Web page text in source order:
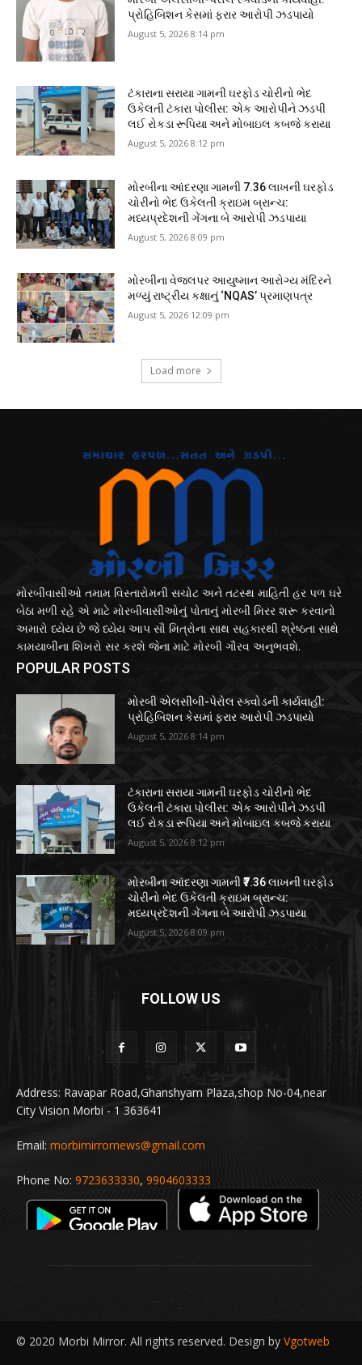
પ્રોહિબિશન કેસમાં ફરાર આરોપી ઝડપાયો
August 5, 2026 8:14 pm
ટંકારાના સરાયા ગામની ઘરફોડ ચોરીનો ભેદ
ઉકેલતી ટંકારા પોલીસ: એક આરોપીને ઝડપી
લઈ રોકડા રૂપિયા અને મોબાઇલ કબજે કરાયા
August 5, 2026 8:12 pm
મોરબીના આંદરણા ગામની ₹7.36 લાખની ઘરફોડ
ચોરીનો ભેદ ઉકેલતી ક્રાઇમ બ્રાન્ચ:
મધ્યપ્રદેશની ગેંગના બે આરોપી ઝડપાયા
August 5, 2026 8:09 pm
મોરબીના વેજલપર આયુષ્માન આરોગ્ય મંદિરને
મળ્યું રાષ્ટ્રીય કક્ષાનું ‘NQAS’ પ્રમાણપત્ર
August 5, 2026 12:09 pm
Load more
મોરબીવાસીઓ તમામ વિસ્તારોમની સચોટ અને તટસ્થ માહિતી હર પળ ઘરે
બેઠા મળી રહે એ માટે મોરબીવાસીઓનું પોતાનું મોરબી મિરર શરૂ કરવાનો
અમારો ધ્યેય છે જે ધ્યેય આપ સૌ મિત્રોના સાથ સહકારથી શ્રેષ્ઠતા સાથે
કામયાબીના શિખરો સર કરશે જેના માટે મોરબી ગૌરવ અનુભવશે.
POPULAR POSTS
મોરબી એલસીબી-પેરોલ સ્ક્વોડની કાર્યવાહી:
પ્રોહિબિશન કેસમાં ફરાર આરોપી ઝડપાયો
August 5, 2026 8:14 pm
ટંકારાના સરાયા ગામની ઘરફોડ ચોરીનો ભેદ
ઉકેલતી ટંકારા પોલીસ: એક આરોપીને ઝડપી
લઈ રોકડા રૂપિયા અને મોબાઇલ કબજે કરાયા
August 5, 2026 8:12 pm
મોરબીના આંદરણા ગામની ₹7.36 લાખની ઘરફોડ
ચોરીનો ભેદ ઉકેલતી ક્રાઇમ બ્રાન્ચ:
મધ્યપ્રદેશની ગેંગના બે આરોપી ઝડપાયા
August 5, 2026 8:09 pm
FOLLOW US
Address: Ravapar Road,Ghanshyam Plaza,shop No-04,near
City Vision Morbi - 1 363641
Email: morbimirrornews@gmail.com
Phone No: 9723633330, 9904603333
© 2020 Morbi Mirror. All rights reserved. Design by Vgotweb